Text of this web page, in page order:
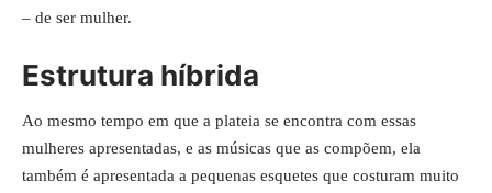
– de ser mulher.
Estrutura híbrida
Ao mesmo tempo em que a plateia se encontra com essas
mulheres apresentadas, e as músicas que as compõem, ela
também é apresentada a pequenas esquetes que costuram muito